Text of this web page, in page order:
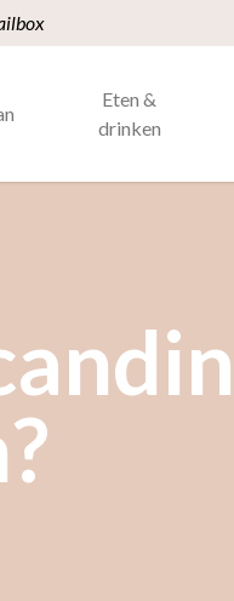
Eten &
drinken